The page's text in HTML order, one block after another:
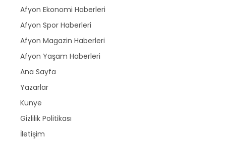
Afyon Ekonomi Haberleri
Afyon Spor Haberleri
Afyon Magazin Haberleri
Afyon Yaşam Haberleri
Ana Sayfa
Yazarlar
Künye
Gizlilik Politikası
İletişim